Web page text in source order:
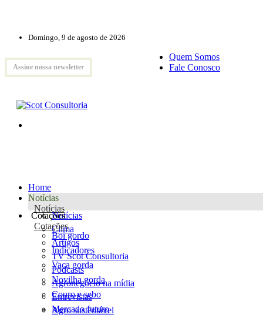
Domingo, 9 de agosto de 2026
Assine nossa newsletter
Quem Somos
Fale Conosco
Home
Notícias
Notícias
Notícias
Clima
Artigos
TV Scot Consultoria
Podcasts
Agronegócio na mídia
Entrevistas
Agro sustentável
Cotações
Cotações
Boi gordo
Indicadores
Vaca gorda
Novilha gorda
Couro e sebo
Mercado futuro